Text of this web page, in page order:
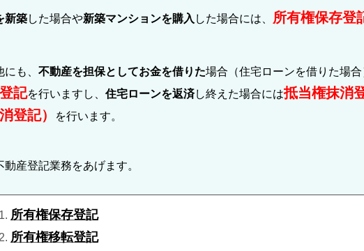
新築した場合や新築マンションを購入 した場合には、 所有権保存登
も、 不動産を担保としてお金を借りた場合（住宅ローンを借りた場合
記を行いますし、 住宅ローンを返済し終えた場合には抵当権抹消
登記）
を行います。
動産登記業務をあげます。
所有権保存登記
所有権移転登記